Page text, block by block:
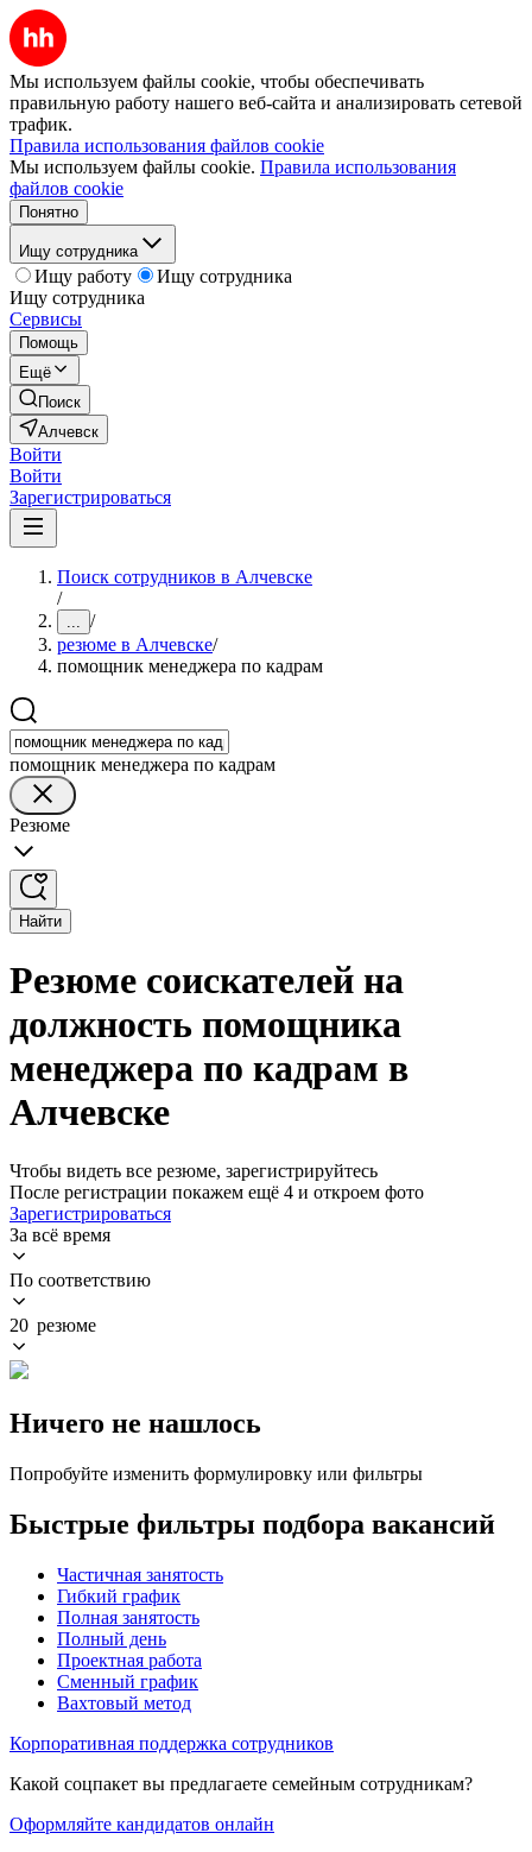
Мы используем файлы cookie, чтобы обеспечивать
правильную работу нашего веб-сайта и анализировать сетевой
трафик.
Правила использования файлов cookie
Мы используем файлы cookie. Правила использования
файлов cookie
Понятно
Ищу сотрудника
Ищу работу
Ищу сотрудника
Ищу сотрудника
Сервисы
Помощь
Ещё
Поиск
Алчевск
Войти
Войти
Зарегистрироваться
Поиск сотрудников в Алчевске
/
... /
резюме в Алчевске/
помощник менеджера по кадрам
помощник менеджера по кадрам
Резюме
Найти
Резюме соискателей на
должность помощника
менеджера по кадрам в
Алчевске
Чтобы видеть все резюме, зарегистрируйтесь
После регистрации покажем ещё 4 и откроем фото
Зарегистрироваться
За всё время
По соответствию
20 резюме
Ничего не нашлось
Попробуйте изменить формулировку или фильтры
Быстрые фильтры подбора вакансий
Частичная занятость
Гибкий график
Полная занятость
Полный день
Проектная работа
Сменный график
Вахтовый метод
Корпоративная поддержка сотрудников
Какой соцпакет вы предлагаете семейным сотрудникам?
Оформляйте кандидатов онлайн